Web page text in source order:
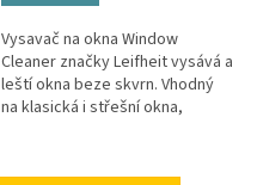
5
hvězdiček.
Vysavač na okna Window
Cleaner značky Leifheit vysává a
leští okna beze skvrn. Vhodný
na klasická i střešní okna,